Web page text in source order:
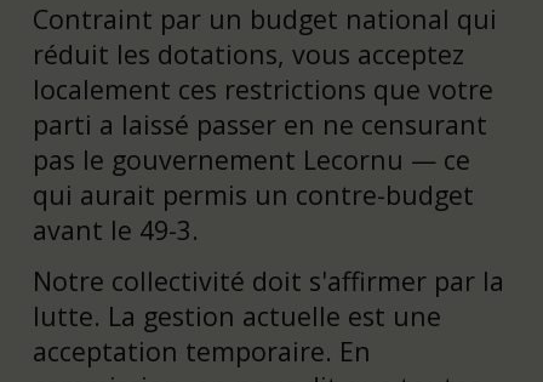
Contraint par un budget national qui
réduit les dotations, vous acceptez
localement ces restrictions que votre
parti a laissé passer en ne censurant
pas le gouvernement Lecornu — ce
qui aurait permis un contre-budget
avant le 49-3.
Notre collectivité doit s'affirmer par la
lutte. La gestion actuelle est une
acceptation temporaire. En